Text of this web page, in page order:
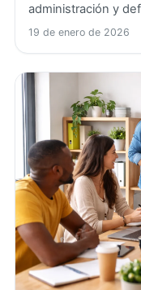
administración y
19 de enero de 2026